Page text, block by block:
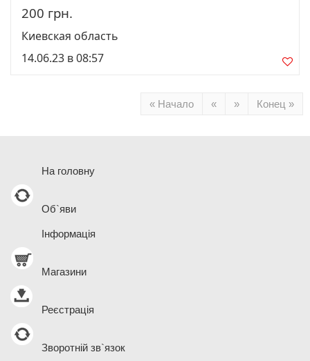
200 грн.
Киевская область
14.06.23 в 08:57
« Начало « » Конец »
На головну
Об`яви
Інформація
Магазини
Реєстрація
Зворотній зв`язок